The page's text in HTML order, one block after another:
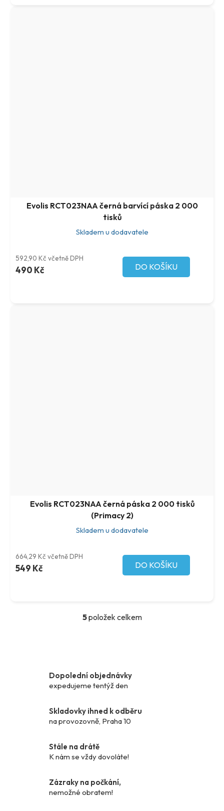
Evolis RCT023NAA černá barvící páska 2 000
tisků
Skladem u dodavatele
592,90 Kč včetně DPH
490 Kč DO KOŠÍKU
Evolis RCT023NAA černá páska 2 000 tisků
(Primacy 2)
Skladem u dodavatele
664,29 Kč včetně DPH
549 Kč DO KOŠÍKU
O
a
c
p
r
y
p
i
5položek celkem
Dopolední objednávky
expedujeme tentýž den
Skladovky ihned k odběru
na provozovně, Praha 10
Stále na drátě
K nám se vždy dovoláte!
Zázraky na počkání,
nemožné obratem!